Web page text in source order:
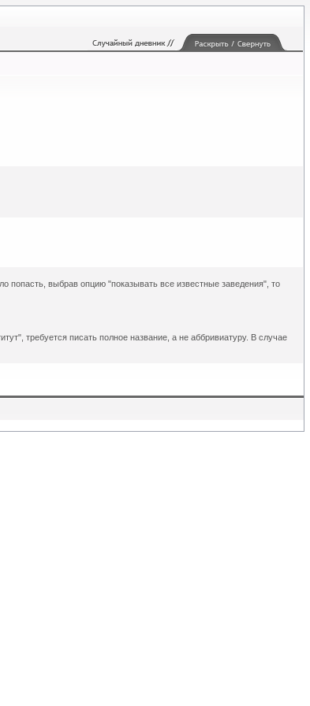
попасть, выбрав опцию "показывать все известные заведения", то
требуется писать полное название, а не аббривиатуру. В случае